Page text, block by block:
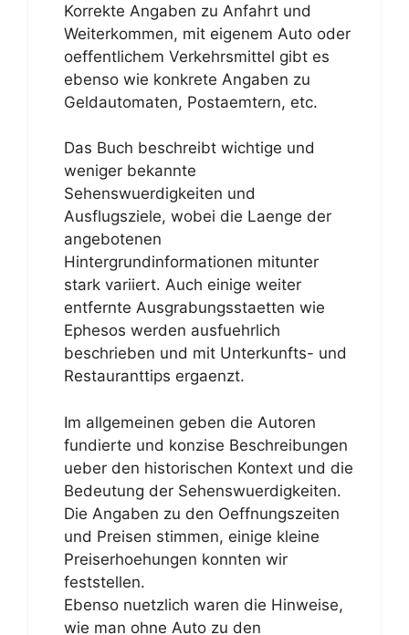
Korrekte Angaben zu Anfahrt und
Weiterkommen, mit eigenem Auto oder
oeffentlichem Verkehrsmittel gibt es
ebenso wie konkrete Angaben zu
Geldautomaten, Postaemtern, etc.
Das Buch beschreibt wichtige und
weniger bekannte
Sehenswuerdigkeiten und
Ausflugsziele, wobei die Laenge der
angebotenen
Hintergrundinformationen mitunter
stark variiert. Auch einige weiter
entfernte Ausgrabungsstaetten wie
Ephesos werden ausfuehrlich
beschrieben und mit Unterkunfts- und
Restauranttips ergaenzt.
Im allgemeinen geben die Autoren
fundierte und konzise Beschreibungen
ueber den historischen Kontext und die
Bedeutung der Sehenswuerdigkeiten.
Die Angaben zu den Oeffnungszeiten
und Preisen stimmen, einige kleine
Preiserhoehungen konnten wir
feststellen.
Ebenso nuetzlich waren die Hinweise,
wie man ohne Auto zu den